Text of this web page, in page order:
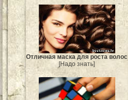
Отличная маска для роста волос
[Надо знать]